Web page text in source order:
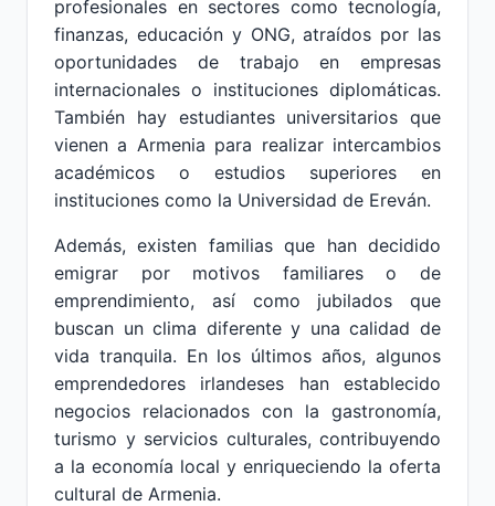
profesionales en sectores como tecnología,
finanzas, educación y ONG, atraídos por las
oportunidades de trabajo en empresas
internacionales o instituciones diplomáticas.
También hay estudiantes universitarios que
vienen a Armenia para realizar intercambios
académicos o estudios superiores en
instituciones como la Universidad de Ereván.
Además, existen familias que han decidido
emigrar por motivos familiares o de
emprendimiento, así como jubilados que
buscan un clima diferente y una calidad de
vida tranquila. En los últimos años, algunos
emprendedores irlandeses han establecido
negocios relacionados con la gastronomía,
turismo y servicios culturales, contribuyendo
a la economía local y enriqueciendo la oferta
cultural de Armenia.